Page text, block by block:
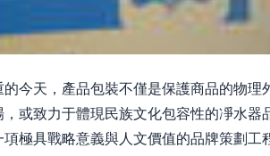
今天，產品包裝不僅是保護商品的物
或致力于體現民族文化包容性的凈水
極具戰略意義與人文價值的品牌策劃工